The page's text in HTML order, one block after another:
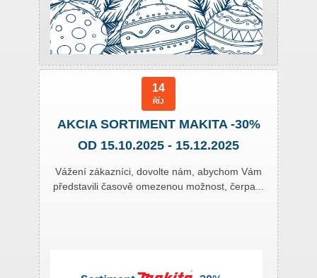
14
ŘÍJ
AKCIA SORTIMENT MAKITA -30%
OD 15.10.2025 - 15.12.2025
Vážení zákazníci, dovolte nám, abychom Vám
představili časově omezenou možnost, čerpa...